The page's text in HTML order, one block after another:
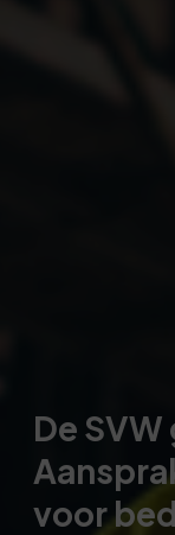
De
voor